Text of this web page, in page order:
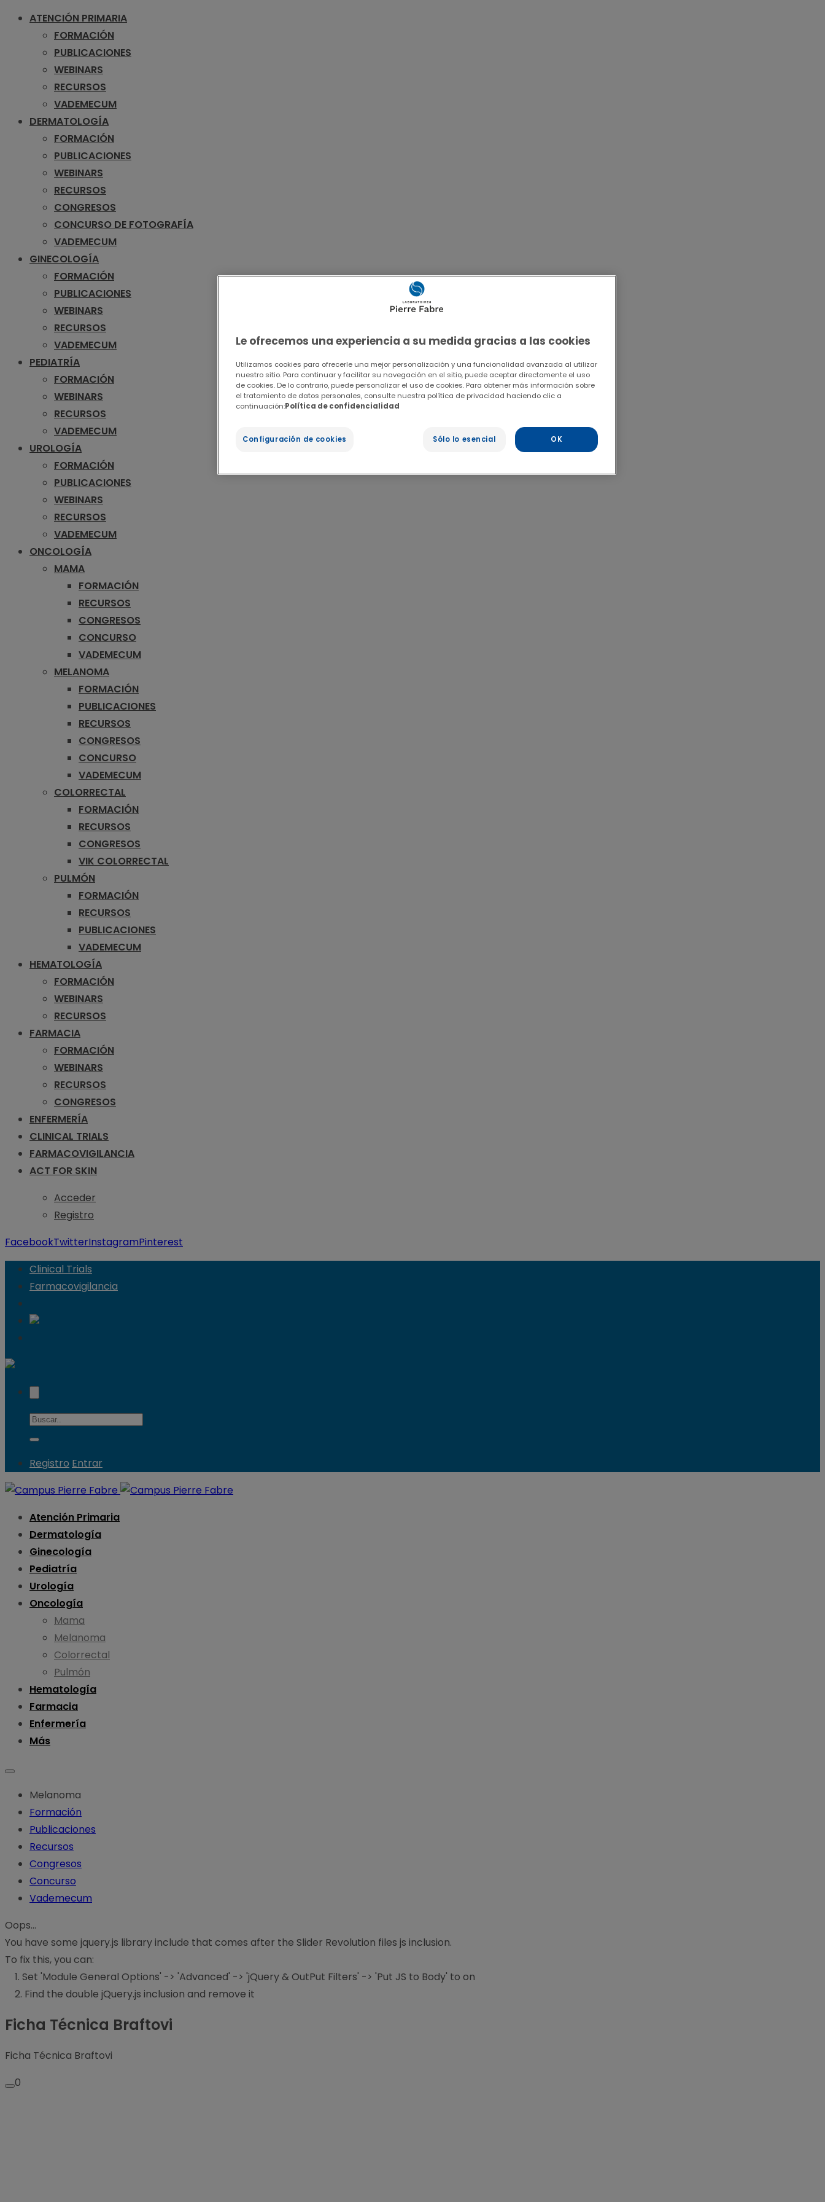
ATENCIÓN PRIMARIA
FORMACIÓN
PUBLICACIONES
WEBINARS
RECURSOS
VADEMECUM
DERMATOLOGÍA
FORMACIÓN
PUBLICACIONES
WEBINARS
RECURSOS
CONGRESOS
CONCURSO DE FOTOGRAFÍA
VADEMECUM
GINECOLOGÍA
FORMACIÓN
PUBLICACIONES
WEBINARS
RECURSOS
VADEMECUM
PEDIATRÍA
FORMACIÓN
WEBINARS
RECURSOS
VADEMECUM
UROLOGÍA
FORMACIÓN
PUBLICACIONES
WEBINARS
RECURSOS
VADEMECUM
ONCOLOGÍA
MAMA
FORMACIÓN
RECURSOS
CONGRESOS
CONCURSO
VADEMECUM
MELANOMA
FORMACIÓN
PUBLICACIONES
RECURSOS
CONGRESOS
CONCURSO
VADEMECUM
COLORRECTAL
FORMACIÓN
RECURSOS
CONGRESOS
VIK COLORRECTAL
PULMÓN
FORMACIÓN
RECURSOS
PUBLICACIONES
VADEMECUM
HEMATOLOGÍA
FORMACIÓN
WEBINARS
RECURSOS
FARMACIA
FORMACIÓN
WEBINARS
RECURSOS
CONGRESOS
ENFERMERÍA
CLINICAL TRIALS
FARMACOVIGILANCIA
ACT FOR SKIN
Acceder
Registro
FacebookTwitterInstagramPinterest
Clinical Trials
Farmacovigilancia
Registro Entrar
Atención Primaria
Dermatología
Ginecología
Pediatría
Urología
Oncología
Mama
Melanoma
Colorrectal
Pulmón
Hematología
Farmacia
Enfermería
Más
Melanoma
Formación
Publicaciones
Recursos
Congresos
Concurso
Vademecum
Oops...
You have some jquery.js library include that comes after the Slider Revolution files js inclusion.
To fix this, you can:
1. Set 'Module General Options' -> 'Advanced' -> 'jQuery & OutPut Filters' -> 'Put JS to Body' to on
2. Find the double jQuery.js inclusion and remove it
Ficha Técnica Braftovi
Ficha Técnica Braftovi
0
Le ofrecemos una experiencia a su medida gracias a las cookies
Utilizamos cookies para ofrecerle una mejor personalización y una funcionalidad avanzada al utilizar
nuestro sitio. Para continuar y facilitar su navegación en el sitio, puede aceptar directamente el uso
de cookies. De lo contrario, puede personalizar el uso de cookies. Para obtener más información sobre
el tratamiento de datos personales, consulte nuestra política de privacidad haciendo clic a
continuación:Política de confidencialidad
Configuración de cookies Sólo lo esencial OK